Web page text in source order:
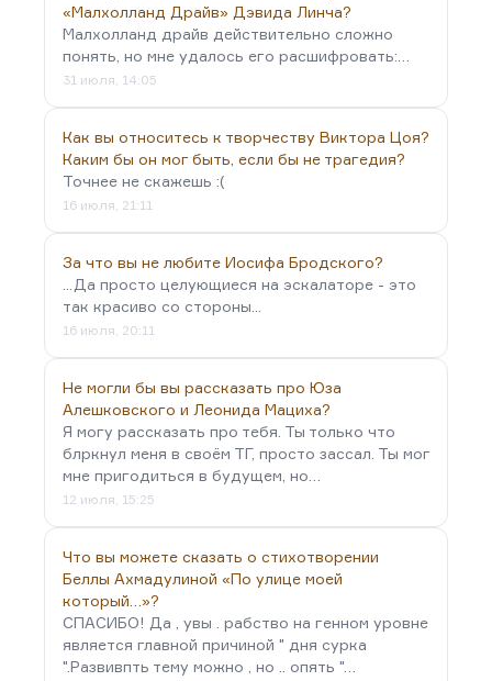
«Малхолланд Драйв» Дэвида Линча?
Малхолланд драйв действительно сложно
понять, но мне удалось его расшифровать:…
31 июля, 14:05
Как вы относитесь к творчеству Виктора Цоя?
Каким бы он мог быть, если бы не трагедия?
Точнее не скажешь :(
16 июля, 21:11
За что вы не любите Иосифа Бродского?
...Да просто целующиеся на эскалаторе - это
так красиво со стороны...
16 июля, 20:11
Не могли бы вы рассказать про Юза
Алешковского и Леонида Мациха?
Я могу рассказать про тебя. Ты только что
блркнул меня в своём ТГ, просто зассал. Ты мог
мне пригодиться в будущем, но…
12 июля, 15:25
Что вы можете сказать о стихотворении
Беллы Ахмадулиной «По улице моей
который…»?
СПАСИБО! Да , увы . рабство на генном уровне
является главной причиной " дня сурка
".Развивпть тему можно , но .. опять "…